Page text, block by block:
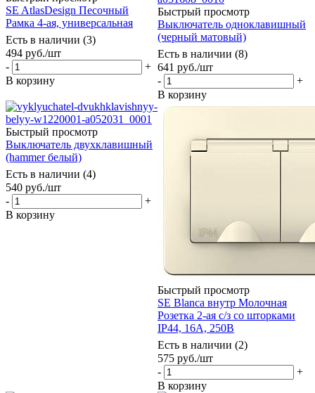
SE AtlasDesign Песочный
Рамка 4-ая, универсальная
Есть в наличии (3)
494 руб./шт
-
+
В корзину
Быстрый просмотр
Выключатель одноклавишный
(черный матовый)
Есть в наличии (8)
641 руб./шт
-
+
В корзину
Быстрый просмотр
Выключатель двухклавишный
(hammer белый)
Есть в наличии (4)
540 руб./шт
-
+
В корзину
Быстрый просмотр
SE Blanca внутр Молочная
Розетка 2-ая с/з со шторками
IP44, 16А, 250В
Есть в наличии (2)
575 руб./шт
-
+
В корзину